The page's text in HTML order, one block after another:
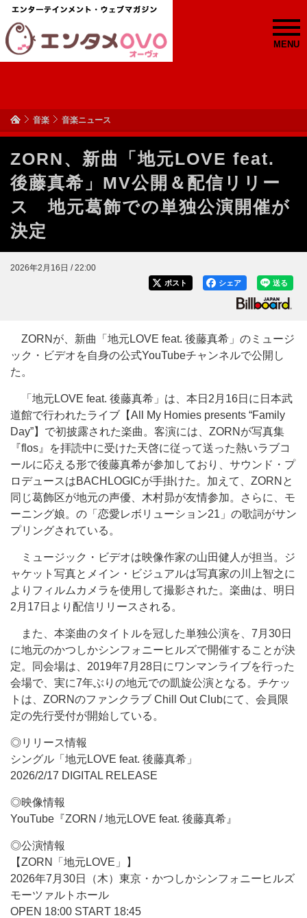
MENU
音楽 音楽ニュース
ZORN、新曲「地元LOVE feat.
後藤真希」MV公開＆配信リリー
ス 地元葛飾での単独公演開催が
決定
2026年2月16日 / 22:00
送る
シェア
ポスト
ZORNが、新曲「地元LOVE feat. 後藤真希」のミュージ
ック・ビデオを自身の公式YouTubeチャンネルで公開し
た。
「地元LOVE feat. 後藤真希」は、本日2月16日に日本武
道館で行われたライブ【All My Homies presents “Family
Day”】で初披露された楽曲。客演には、ZORNが写真集
『flos』を拝読中に受けた天啓に従って送った熱いラブコ
ールに応える形で後藤真希が参加しており、サウンド・プ
ロデュースはBACHLOGICが手掛けた。加えて、ZORNと
同じ葛飾区が地元の声優、木村昴が友情参加。さらに、モ
ーニング娘。の「恋愛レボリューション21」の歌詞がサン
プリングされている。
ミュージック・ビデオは映像作家の山田健人が担当。ジ
ャケット写真とメイン・ビジュアルは写真家の川上智之に
よりフィルムカメラを使用して撮影された。楽曲は、明日
2月17日より配信リリースされる。
また、本楽曲のタイトルを冠した単独公演を、7月30日
に地元のかつしかシンフォニーヒルズで開催することが決
定。同会場は、2019年7月28日にワンマンライブを行った
会場で、実に7年ぶりの地元での凱旋公演となる。チケッ
トは、ZORNのファンクラブ Chill Out Clubにて、会員限
定の先行受付が開始している。
◎リリース情報
シングル「地元LOVE feat. 後藤真希」
2026/2/17 DIGITAL RELEASE
◎映像情報
YouTube『ZORN / 地元LOVE feat. 後藤真希』
◎公演情報
【ZORN「地元LOVE」】
2026年7月30日（木）東京・かつしかシンフォニーヒルズ
モーツァルトホール
OPEN 18:00 START 18:45